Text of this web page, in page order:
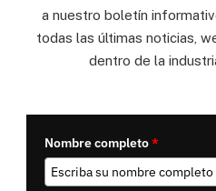
a nuestro boletín
todas las últimas noticias,
dentro de la
Nombre completo*